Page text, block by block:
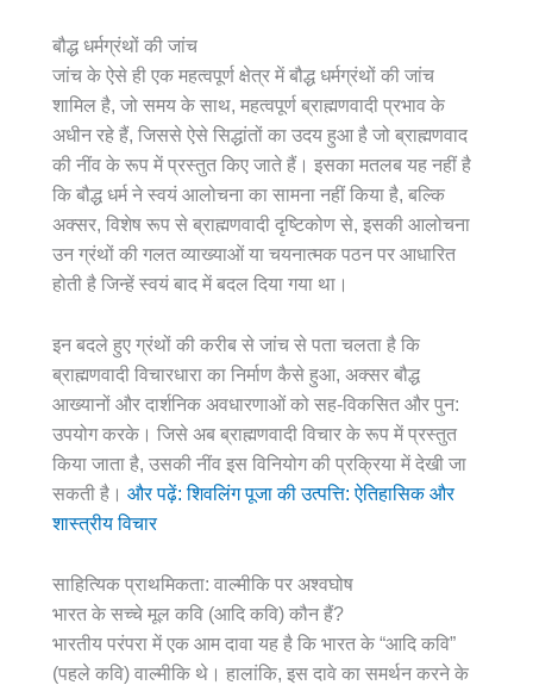
बौद्ध धर्मग्रंथों की जांच
जांच के ऐसे ही एक महत्वपूर्ण क्षेत्र में बौद्ध धर्मग्रंथों की जांच
शामिल है, जो समय के साथ, महत्वपूर्ण ब्राह्मणवादी प्रभाव के
अधीन रहे हैं, जिससे ऐसे सिद्धांतों का उदय हुआ है जो ब्राह्मणवाद
की नींव के रूप में प्रस्तुत किए जाते हैं। इसका मतलब यह नहीं है
कि बौद्ध धर्म ने स्वयं आलोचना का सामना नहीं किया है, बल्कि
अक्सर, विशेष रूप से ब्राह्मणवादी दृष्टिकोण से, इसकी आलोचना
उन ग्रंथों की गलत व्याख्याओं या चयनात्मक पठन पर आधारित
होती है जिन्हें स्वयं बाद में बदल दिया गया था।
इन बदले हुए ग्रंथों की करीब से जांच से पता चलता है कि
ब्राह्मणवादी विचारधारा का निर्माण कैसे हुआ, अक्सर बौद्ध
आख्यानों और दार्शनिक अवधारणाओं को सह-विकसित और पुन:
उपयोग करके। जिसे अब ब्राह्मणवादी विचार के रूप में प्रस्तुत
किया जाता है, उसकी नींव इस विनियोग की प्रक्रिया में देखी जा
सकती है। और पढ़ें: शिवलिंग पूजा की उत्पत्ति: ऐतिहासिक और
शास्त्रीय विचार
साहित्यिक प्राथमिकता: वाल्मीकि पर अश्वघोष
भारत के सच्चे मूल कवि (आदि कवि) कौन हैं?
भारतीय परंपरा में एक आम दावा यह है कि भारत के “आदि कवि”
(पहले कवि) वाल्मीकि थे। हालांकि, इस दावे का समर्थन करने के